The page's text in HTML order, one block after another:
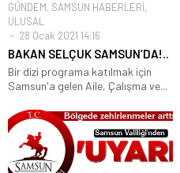
GÜNDEM, SAMSUN HABERLERİ,
ULUSAL
28 Ocak 2021 14:16
BAKAN SELÇUK SAMSUN’DA!..
Bir dizi programa katılmak için
Samsun'a gelen Aile, Çalışma ve...